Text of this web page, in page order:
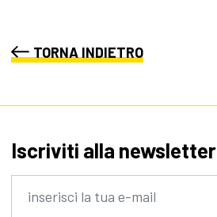
TORNA INDIETRO
Iscriviti alla newsletter